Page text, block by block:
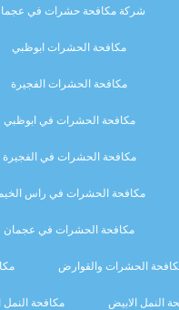
شركة مكافحة حشرات في
مكافحة الحشرات ابوظبي
مكافحة الحشرات الفجيرة
مكافحة الحشرات في ابوظبي
مكافحة الحشرات في الفجيرة
مكافحة الحشرات في راس
مكافحة الحشرات في عجمان
الحشرات والقوارض
النمل الابيض مكافحة